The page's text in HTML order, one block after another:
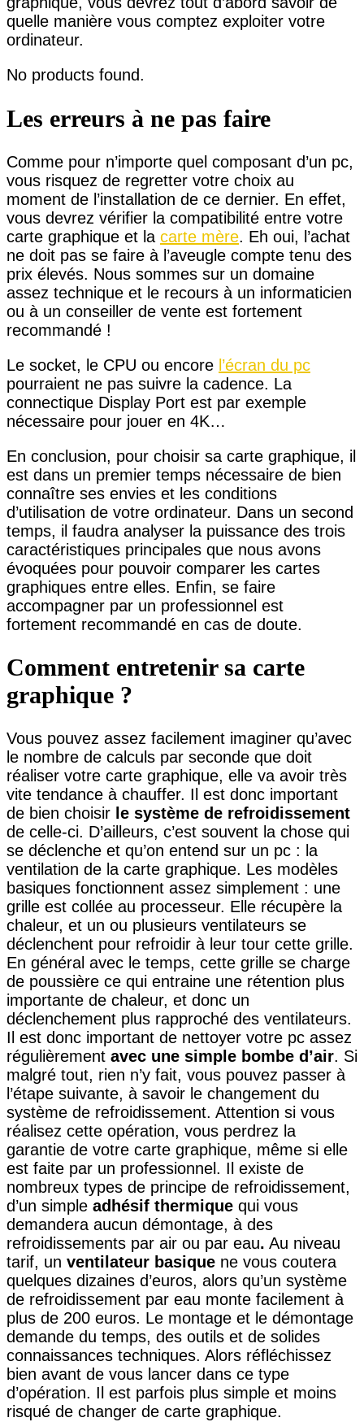
quelle manière vous comptez exploiter votre
ordinateur.
No products found.
Les erreurs à ne pas faire
Comme pour n’importe quel composant d’un pc,
vous risquez de regretter votre choix au
moment de l’installation de ce dernier. En effet,
vous devrez vérifier la compatibilité entre votre
carte graphique et la carte mère. Eh oui, l’achat
ne doit pas se faire à l’aveugle compte tenu des
prix élevés. Nous sommes sur un domaine
assez technique et le recours à un informaticien
ou à un conseiller de vente est fortement
recommandé !
Le socket, le CPU ou encore l’écran du pc
pourraient ne pas suivre la cadence. La
connectique Display Port est par exemple
nécessaire pour jouer en 4K…
En conclusion, pour choisir sa carte graphique, il
est dans un premier temps nécessaire de bien
connaître ses envies et les conditions
d’utilisation de votre ordinateur. Dans un second
temps, il faudra analyser la puissance des trois
caractéristiques principales que nous avons
évoquées pour pouvoir comparer les cartes
graphiques entre elles. Enfin, se faire
accompagner par un professionnel est
fortement recommandé en cas de doute.
Comment entretenir sa carte
graphique ?
Vous pouvez assez facilement imaginer qu’avec
le nombre de calculs par seconde que doit
réaliser votre carte graphique, elle va avoir très
vite tendance à chauffer. Il est donc important
de bien choisir le système de refroidissement
de celle-ci. D’ailleurs, c’est souvent la chose qui
se déclenche et qu’on entend sur un pc : la
ventilation de la carte graphique. Les modèles
basiques fonctionnent assez simplement : une
grille est collée au processeur. Elle récupère la
chaleur, et un ou plusieurs ventilateurs se
déclenchent pour refroidir à leur tour cette grille.
En général avec le temps, cette grille se charge
de poussière ce qui entraine une rétention plus
importante de chaleur, et donc un
déclenchement plus rapproché des ventilateurs.
Il est donc important de nettoyer votre pc assez
régulièrement avec une simple bombe d’air. Si
malgré tout, rien n’y fait, vous pouvez passer à
l’étape suivante, à savoir le changement du
système de refroidissement. Attention si vous
réalisez cette opération, vous perdrez la
garantie de votre carte graphique, même si elle
est faite par un professionnel. Il existe de
nombreux types de principe de refroidissement,
d’un simple adhésif thermique qui vous
demandera aucun démontage, à des
refroidissements par air ou par eau. Au niveau
tarif, un ventilateur basique ne vous coutera
quelques dizaines d’euros, alors qu’un système
de refroidissement par eau monte facilement à
plus de 200 euros. Le montage et le démontage
demande du temps, des outils et de solides
connaissances techniques. Alors réfléchissez
bien avant de vous lancer dans ce type
d’opération. Il est parfois plus simple et moins
risqué de changer de carte graphique.